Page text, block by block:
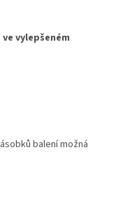
vylepšeném
balení možná